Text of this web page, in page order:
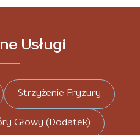
Usługi
Strzyżenie Fryzury
Głowy (Dodatek)